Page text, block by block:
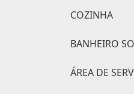
COZINHA
BANHEIRO
ÁREA DE